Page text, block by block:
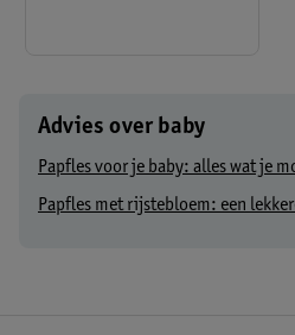
Advies over baby
Papfles voor je baby: alles wat je
Papfles met rijstebloem: een